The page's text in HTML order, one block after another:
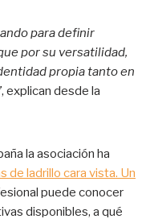
para definir
por su versatilidad,
propia tanto en
, explican desde la
la asociación ha
de ladrillo cara vista. Un
puede conocer
disponibles, a qué